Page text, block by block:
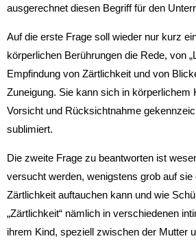
ausgerechnet diesen Begriff für den
Auf die erste Frage soll wieder nur kurz
körperlichen Berührungen die Rede, von
Empfindung von Zärtlichkeit und von
Zuneigung. Sie kann sich in
Vorsicht und Rücksichtnahme
sublimiert.
Die zweite Frage zu beantworten ist
versucht werden, wenigstens grob auf
Zärtlichkeit auftauchen kann und wie
„Zärtlichkeit“ nämlich in verschiedenen
ihrem Kind, speziell zwischen der Mutter